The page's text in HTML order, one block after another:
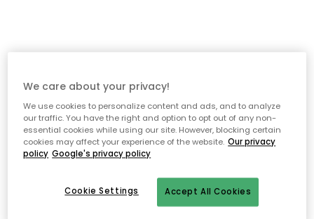
We care about your privacy!
We use cookies to personalize content and ads, and to analyze
our traffic. You have the right and option to opt out of any non-
essential cookies while using our site. However, blocking certain
cookies may affect your experience of the website. Our privacy
policy Google's privacy policy
Accept All Cookies
Cookie Settings